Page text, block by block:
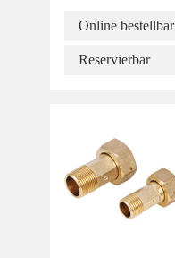
Online bestellbar
Reservierbar